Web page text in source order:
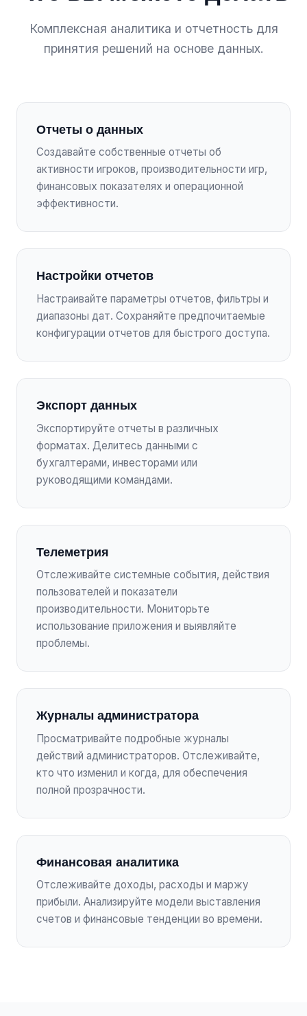
Комплексная аналитика и отчетность для
принятия решений на основе данных.
Отчеты о данных
Создавайте собственные отчеты об
активности игроков, производительности игр,
финансовых показателях и операционной
эффективности.
Настройки отчетов
Настраивайте параметры отчетов, фильтры и
диапазоны дат. Сохраняйте предпочитаемые
конфигурации отчетов для быстрого доступа.
Экспорт данных
Экспортируйте отчеты в различных
форматах. Делитесь данными с
бухгалтерами, инвесторами или
руководящими командами.
Телеметрия
Отслеживайте системные события, действия
пользователей и показатели
производительности. Мониторьте
использование приложения и выявляйте
проблемы.
Журналы администратора
Просматривайте подробные журналы
действий администраторов. Отслеживайте,
кто что изменил и когда, для обеспечения
полной прозрачности.
Финансовая аналитика
Отслеживайте доходы, расходы и маржу
прибыли. Анализируйте модели выставления
счетов и финансовые тенденции во времени.